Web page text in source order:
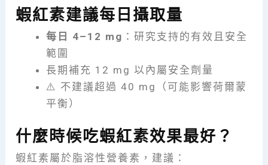
蝦紅素建議每日攝取量
每日 4–12 mg ：研究支持的有效且安全
範圍
長期補充 12 mg 以內屬安全劑量
⚠️ 不建議超過 40 mg（可能影響荷爾蒙
平衡）
什麼時候吃蝦紅素效果最好？
蝦紅素屬於脂溶性營養素，建議：